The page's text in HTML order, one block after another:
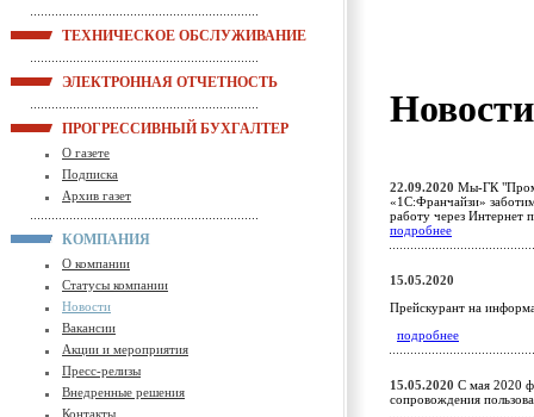
ТЕХНИЧЕСКОЕ ОБСЛУЖИВАНИЕ
ЭЛЕКТРОННАЯ ОТЧЕТНОСТЬ
ПРОГРЕССИВНЫЙ БУХГАЛТЕР
О газете
Подписка
Архив газет
КОМПАНИЯ
О компании
Статусы компании
Новости
Вакансии
Акции и мероприятия
Пресс-релизы
Внедренные решения
Контакты
22.09.2020 Мы-ГК
«1С:Франчайзи»
работу через
подробнее
15.05.2020
Прейскурант на
подробнее
15.05.2020 С мая 2020
сопровождения